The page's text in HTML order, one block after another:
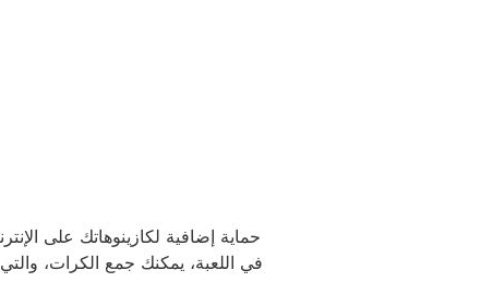
في اللعبة، يمكنك جمع الكرات،